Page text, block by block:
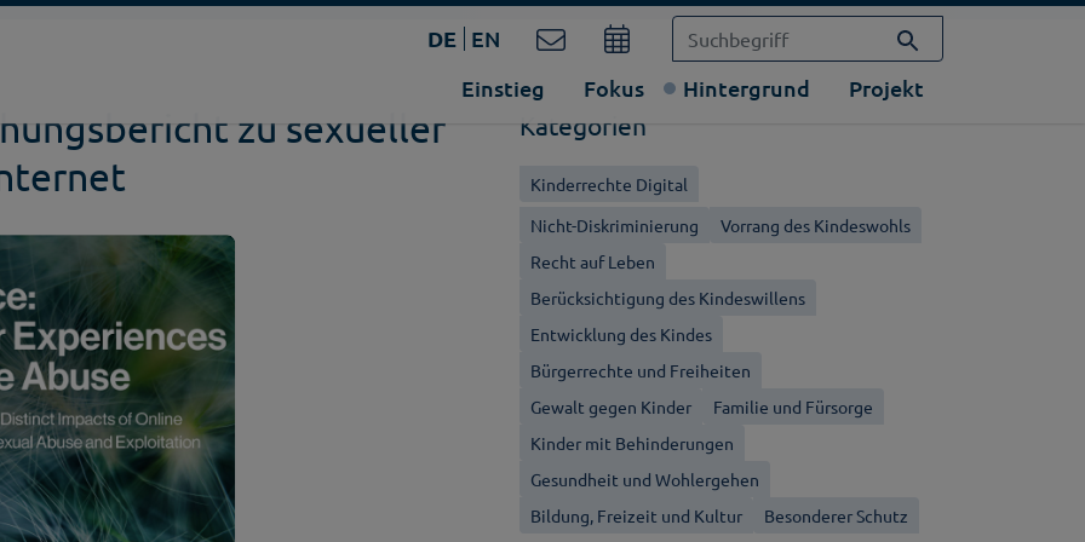
DE EN
Einstieg
Fokus Hintergrund Projekt
zu sexueller
Kategorien
Kinderrechte Digital
Nicht-Diskriminierung
Vorrang des Kindeswohls
Recht auf Leben
Berücksichtigung des Kindeswillens
Entwicklung des Kindes
Bürgerrechte und Freiheiten
Gewalt gegen Kinder
Familie und Fürsorge
Kinder mit Behinderungen
Gesundheit und Wohlergehen
Bildung, Freizeit und Kultur
Besonderer Schutz